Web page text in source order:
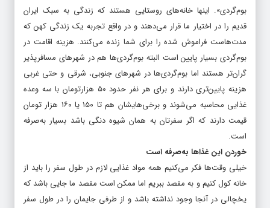
بوم‌گردی». اینها خانه‌های روستایی هستند که زندگی به سبک ایران
قدیم را در اختیار ما قرار می‌دهند و در واقع تجربه یک زندگی کهن که
مدت‌هاست فراموش شده را برای شما زنده می‌کنند. هزینه اقامت در
بوم‌گردی بسیار پایین است البته بوم‌گردی‌ها هم در شهرهای مسافرپذیر
گران‌تر هستند اما بوم‌گردی‌ها در شهرهای جنوبی، شرقی و حتی غربی
هزینه پایین‌تری دارند و برای هر نفر حدود ۵۰ هزارتومان با سه وعده
غذایی محاسبه می‌شوند و برخی‌هایشان هم تا ۱۵۰ یا ۱۶۰ هزار تومان
قیمت دارند که اگر سفرتان به همان شیوه دنگی باشد بسیار به‌صرفه
است.
خوردن این غذاها به‌صرفه است
خیلی وقت‌ها فکر می‌کنیم همه مواد غذایی لازم در طول سفر را باید از
خانه کول کنیم و به مقصد ببریم اما ممکن است مقصد ما جایی باشد که
یخچالی در آنجا وجود نداشته باشد و از طرفی جایمان را در طول سفر